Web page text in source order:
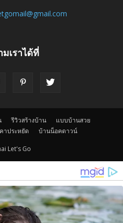
เราได้ที่
รีวิวสร้างบ้าน
แบบบ้านสวย
าประหยัด บ้านน็อคดาวน์
Let's Go